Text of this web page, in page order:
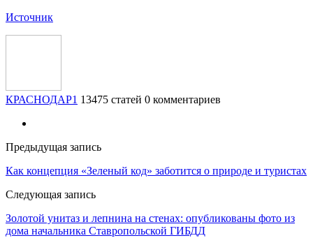
Источник
КРАСНОДАР1 13475 статей 0 комментариев
Предыдущая запись
Как концепция «Зеленый код» заботится о природе и туристах
Следующая запись
​Золотой унитаз и лепнина на стенах: опубликованы фото из
дома начальника Ставропольской ГИБДД